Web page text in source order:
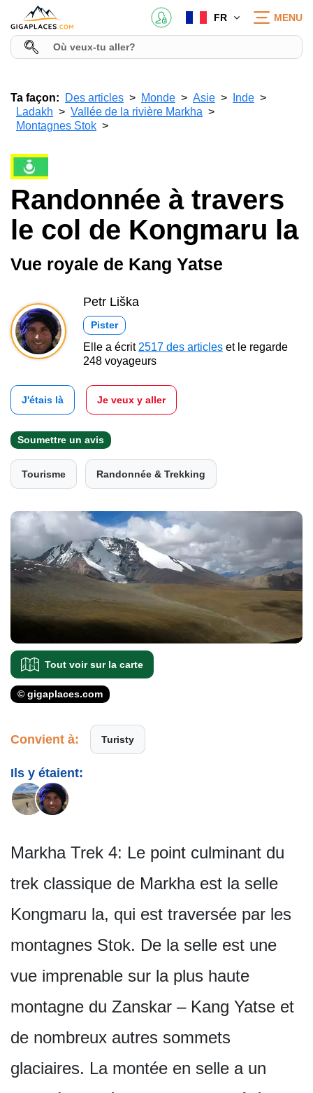
FR MENU
Ta façon: Des articles Monde Asie
Inde
Ladakh
Vallée de la rivière Markha
Montagnes Stok
Randonnée à travers
le col de Kongmaru la
Vue royale de Kang Yatse
Petr Liška
Pister
Elle a écrit 2517 des articles et le regarde
248 voyageurs
J'étais là Je veux y aller
Soumettre un avis
Tourisme Randonnée & Trekking
Tout voir sur la carte
© gigaplaces.com
Convient à: Turisty
Ils y étaient:
Markha Trek 4: Le point culminant du
trek classique de Markha est la selle
Kongmaru la, qui est traversée par les
montagnes Stok. De la selle est une
vue imprenable sur la plus haute
montagne du Zanskar – Kang Yatse et
de nombreux autres sommets
glaciaires. La montée en selle a un